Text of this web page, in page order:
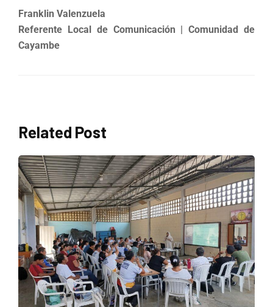
Franklin Valenzuela
Referente Local de Comunicación | Comunidad de
Cayambe
Related Post